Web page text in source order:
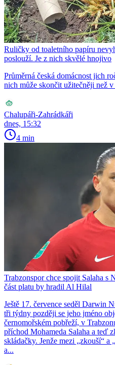
Ruličky od toaletního papíru
poslouží. Je z nich skvělé hnojivo
Průměrná česká domácnost jich
nich může skončit užitečněji než
Chalupáři-Zahrádkáři
dnes, 15:32
4 min
Trabzonspor chce spojit Salaha s
část platu by hradil Al Hilal
Ještě 17. července seděl Darwin
tři týdny později se jeho jméno
černomořském pobřeží, v
příchod Mohameda Salaha a teď
skládačky. Jenže mezi „zkouší“ a
a...